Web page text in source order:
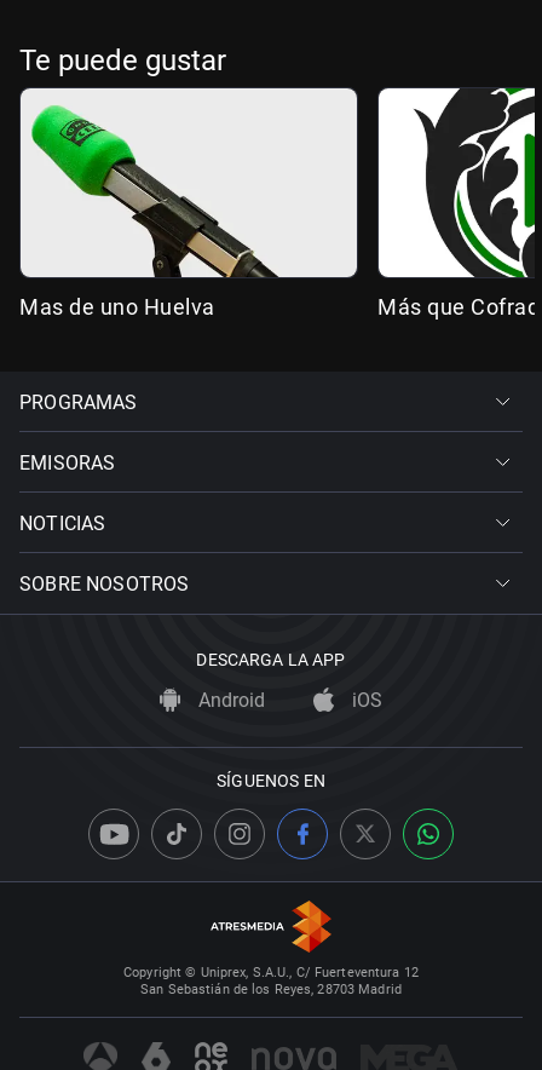
Te puede gustar
Mas de uno Huelva Más que
PROGRAMAS
EMISORAS
NOTICIAS
SOBRE NOSOTROS
DESCARGA LA APP
Android iOS
SÍGUENOS EN
Copyright © Uniprex, S.A.U., C/ Fuerteventura 12
San Sebastián de los Reyes, 28703 Madrid